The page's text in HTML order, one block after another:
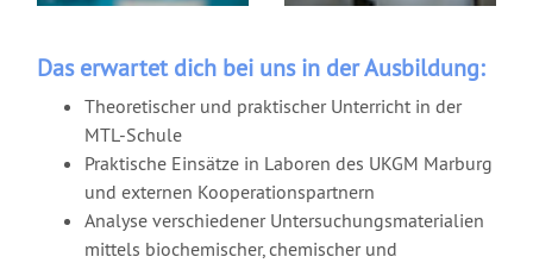
Das erwartet dich bei uns in der Ausbildung:
Theoretischer und praktischer Unterricht in der
MTL-Schule
Praktische Einsätze in Laboren des UKGM Marburg
und externen Kooperationspartnern
Analyse verschiedener Untersuchungsmaterialien
mittels biochemischer, chemischer und